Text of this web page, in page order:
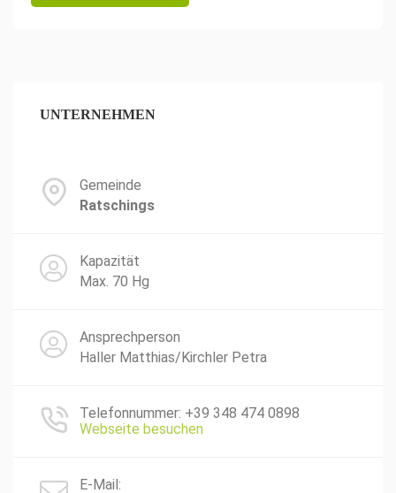
UNTERNEHMEN
Gemeinde
Ratschings
Kapazität
Max. 70 Hg
Ansprechperson
Haller Matthias/Kirchler Petra
Telefonnummer: +39 348 474 0898
Webseite besuchen
E-Mail: